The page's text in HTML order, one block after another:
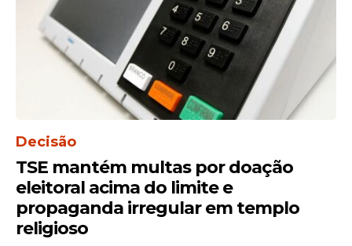
Estadão Conteúdo
Decisão
TSE mantém multas por doação
eleitoral acima do limite e
propaganda irregular em templo
religioso